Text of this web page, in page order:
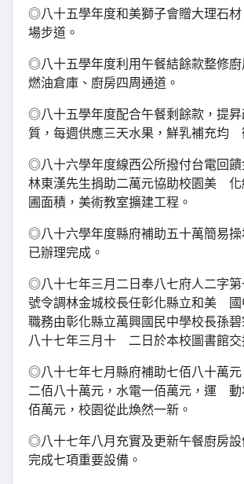
◎八十五學年度和美獅子會贈大理石材
場步道。
◎八十五學年度利用午餐結餘款整修廚
燃油倉庫、廚房四周通道。
◎八十五學年度配合午餐剩餘款，提昇
質，每週供應三天水果，鮮乳補充均
◎八十六學年度線西公所撥付台電回饋
林東漢先生捐助二萬元協助校園美 化
圃面積，美術教室擴建工程。
◎八十六學年度縣府補助五十萬簡易操
已辦理完成。
◎八十七年三月二日奉八七府人二字第
號令調林金城校長任彰化縣立和美 國
職務由彰化縣立萬興國民中學校長孫
八十七年三月十 二日於本校圖書館交
◎八十七年七月縣府補助七佰八十萬元
二佰八十萬元，水電一佰萬元，運 動
佰萬元，校園從此煥然一新。
◎八十七年八月充實及更新午餐廚房設
完成七項重要設備。